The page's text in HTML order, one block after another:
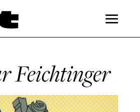
Feichtinger